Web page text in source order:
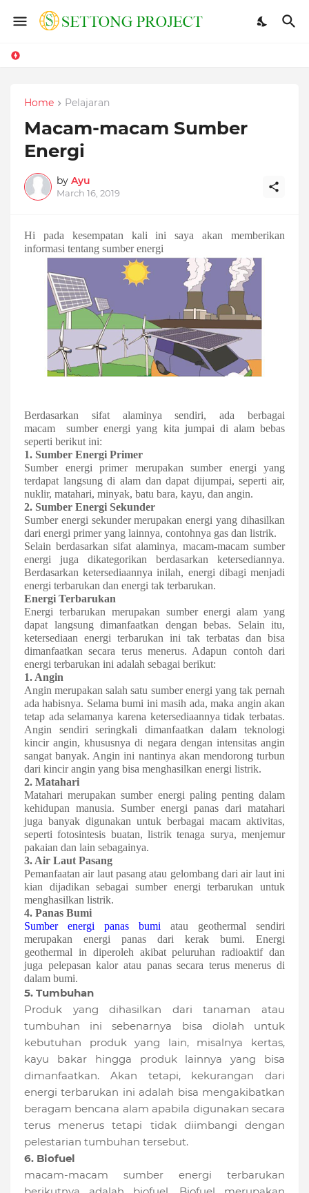
Home Pelajaran
Macam-macam Sumber
Energi
by Ayu
March 16, 2019
Hi pada kesempatan kali ini saya akan memberikan
informasi tentang sumber energi
Berdasarkan sifat alaminya sendiri, ada berbagai
macam sumber energi yang kita jumpai di alam bebas
seperti berikut ini:
1. Sumber Energi Primer
Sumber energi primer merupakan sumber energi yang
terdapat langsung di alam dan dapat dijumpai, seperti air,
nuklir, matahari, minyak, batu bara, kayu, dan angin.
2. Sumber Energi Sekunder
Sumber energi sekunder merupakan energi yang dihasilkan
dari energi primer yang lainnya, contohnya gas dan listrik.
Selain berdasarkan sifat alaminya, macam-macam sumber
energi juga dikategorikan berdasarkan ketersediannya.
Berdasarkan ketersediaannya inilah, energi dibagi menjadi
energi terbarukan dan energi tak terbarukan.
Energi Terbarukan
Energi terbarukan merupakan sumber energi alam yang
dapat langsung dimanfaatkan dengan bebas. Selain itu,
ketersediaan energi terbarukan ini tak terbatas dan bisa
dimanfaatkan secara terus menerus. Adapun contoh dari
energi terbarukan ini adalah sebagai berikut:
1. Angin
Angin merupakan salah satu sumber energi yang tak pernah
ada habisnya. Selama bumi ini masih ada, maka angin akan
tetap ada selamanya karena ketersediaannya tidak terbatas.
Angin sendiri seringkali dimanfaatkan dalam teknologi
kincir angin, khususnya di negara dengan intensitas angin
sangat banyak. Angin ini nantinya akan mendorong turbun
dari kincir angin yang bisa menghasilkan energi listrik.
2. Matahari
Matahari merupakan sumber energi paling penting dalam
kehidupan manusia. Sumber energi panas dari matahari
juga banyak digunakan untuk berbagai macam aktivitas,
seperti fotosintesis buatan, listrik tenaga surya, menjemur
pakaian dan lain sebagainya.
3. Air Laut Pasang
Pemanfaatan air laut pasang atau gelombang dari air laut ini
kian dijadikan sebagai sumber energi terbarukan untuk
menghasilkan listrik.
4. Panas Bumi
Sumber energi panas bumi atau geothermal sendiri
merupakan energi panas dari kerak bumi. Energi
geothermal in diperoleh akibat peluruhan radioaktif dan
juga pelepasan kalor atau panas secara terus menerus di
dalam bumi.
5. Tumbuhan
Produk yang dihasilkan dari tanaman atau
tumbuhan ini sebenarnya bisa diolah untuk
kebutuhan produk yang lain, misalnya kertas,
kayu bakar hingga produk lainnya yang bisa
dimanfaatkan. Akan tetapi, kekurangan dari
energi terbarukan ini adalah bisa mengakibatkan
beragam bencana alam apabila digunakan secara
terus menerus tetapi tidak diimbangi dengan
pelestarian tumbuhan tersebut.
6. Biofuel
macam-macam sumber energi terbarukan